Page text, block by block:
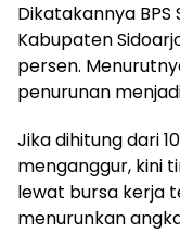
Dikatakannya
Kabupaten
persen.
penurunan
Jika dihitung dari
menganggur, kini
lewat bursa kerja
menurunkan